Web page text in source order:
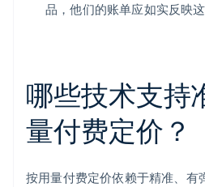
品，他们的账单应如实反映这
哪些技术支持
量付费定价？
按用量付费定价依赖于精准、有